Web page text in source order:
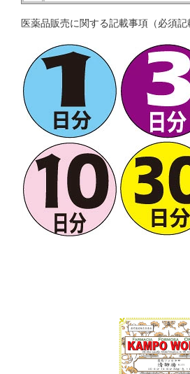
医薬品販売に関する記載事項（必須記